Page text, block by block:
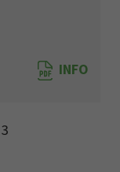
INFO